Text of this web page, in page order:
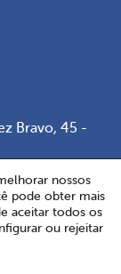
Bravo, 45 -
nossos
pode obter mais
aceitar todos os
ou rejeitar